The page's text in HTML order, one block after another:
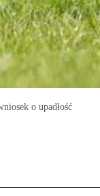
o upadłość